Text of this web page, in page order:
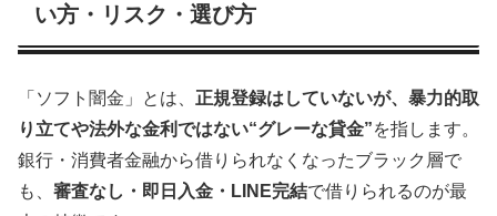
い方・リスク・選び方
「ソフト闇金」とは、 正規登録はしていないが、暴力的取
り立てや法外な金利ではない“グレーな貸金”を指します。
銀行・消費者金融から借りられなくなったブラック層で
も、 審査なし・即日入金・LINE完結で借りられるのが最